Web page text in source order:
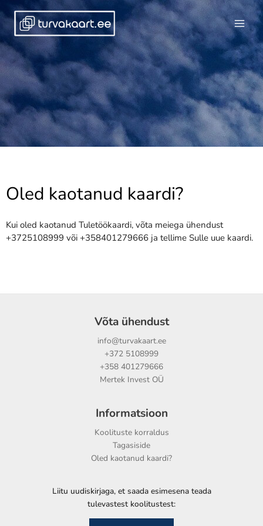
Skip
to
content
Oled kaotanud kaardi?
Kui oled kaotanud Tuletöökaardi, võta meiega ühendust
+3725108999 või +358401279666 ja tellime Sulle uue kaardi.
Võta ühendust
info@turvakaart.ee
+372 5108999
+358 401279666
Mertek Invest OÜ
Informatsioon
Koolituste korraldus
Tagasiside
Oled kaotanud kaardi?
Liitu uudiskirjaga, et saada esimesena teada
tulevastest koolitustest: